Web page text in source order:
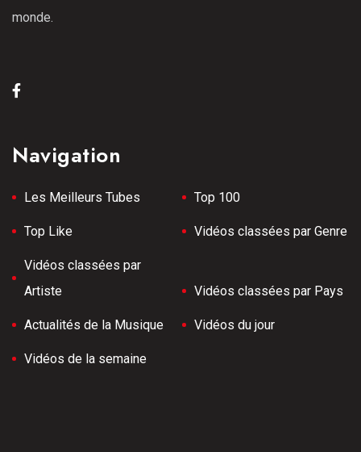
monde.
Navigation
Les Meilleurs Tubes Top 100
Top Like Vidéos classées par Genre
Vidéos classées par
Artiste
Vidéos classées par Pays
Actualités de la Musique Vidéos du jour
Vidéos de la semaine